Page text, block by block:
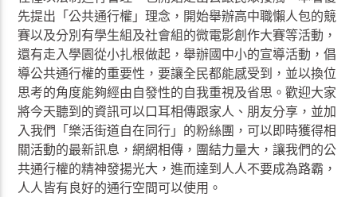
先提出「公共通行權」理念，開始舉辦高中職懶人包的競
賽以及分別有學生組及社會組的微電影創作大賽等活動，
還有走入學園從小扎根做起，舉辦國中小的宣導活動，倡
導公共通行權的重要性，要讓全民都能感受到，並以換位
思考的角度能夠經由自發性的自我重視及省思。歡迎大家
將今天聽到的資訊可以口耳相傳跟家人、朋友分享，並加
入我們「樂活街道自在同行」的粉絲團，可以即時獲得相
關活動的最新訊息，網網相傳，團結力量大，讓我們的公
共通行權的精神發揚光大，進而達到人人不要成為路霸，
人人皆有良好的通行空間可以使用。